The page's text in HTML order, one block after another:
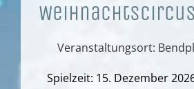
Veranstaltungsort:
Spielzeit: 15. Dezember